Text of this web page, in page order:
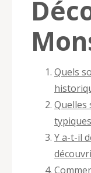
Quels
Quelles
Y a-t-il